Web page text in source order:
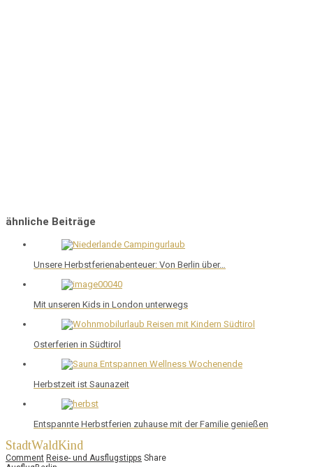
ähnliche Beiträge
Unsere Herbstferienabenteuer: Von Berlin über…
Mit unseren Kids in London unterwegs
Osterferien in Südtirol
Herbstzeit ist Saunazeit
Entspannte Herbstferien zuhause mit der Familie genießen
StadtWaldKind
Comment Reise- und Ausflugstipps Share